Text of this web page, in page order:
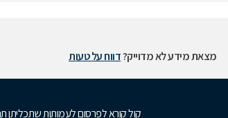
מצאת מידע לא מדוייק?דווח על טעות
קול קורא לפרסום לעמותות שתכליתן